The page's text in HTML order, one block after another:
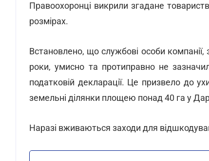
Правоохоронці викрили згадане
розмірах.
Встановлено, що службові особи
роки, умисно та протиправно не
податковій декларації. Це призвело до
земельні ділянки площею понад 40 га у
Наразі вживаються заходи для